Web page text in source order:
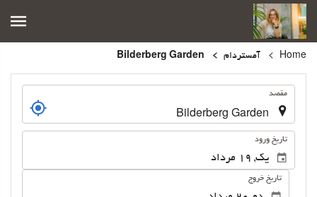
Home آمستردام
مقصد
تاریخ ورود
تاریخ خروج